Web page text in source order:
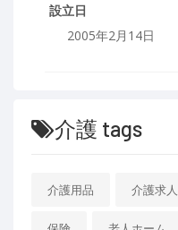
設立日
2005年2月14日
介護 tags
介護用品 介護求人